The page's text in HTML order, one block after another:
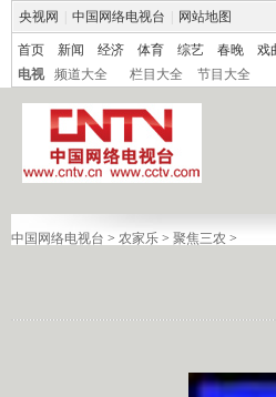
央视网 中国网络电视台 网站地图
首页 新闻 经济 体育 综艺 春晚 戏
电视
频道大全 栏目大全 节目大全
中国网络电视台 > 农家乐 > 聚焦三农 >